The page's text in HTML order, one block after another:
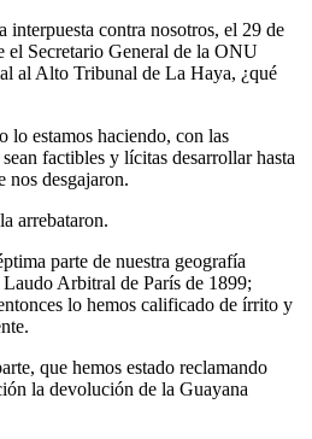
interpuesta contra nosotros, el 29 de
el Secretario General de la ONU
al Alto Tribunal de La Haya, ¿qué
lo estamos haciendo, con las
factibles y lícitas desarrollar hasta
nos desgajaron.
arrebataron.
parte de nuestra geografía
Arbitral de París de 1899;
lo hemos calificado de írrito y
que hemos estado reclamando
la devolución de la Guayana